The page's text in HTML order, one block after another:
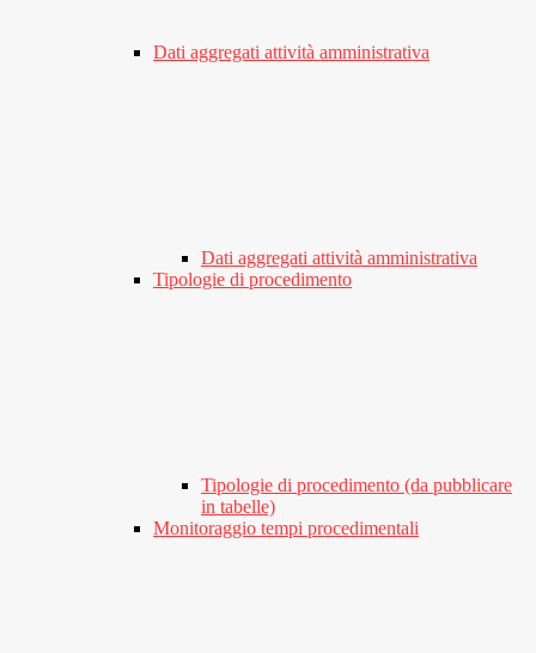
Dati aggregati attività amministrativa
Dati aggregati attività amministrativa
Tipologie di procedimento
Tipologie di procedimento (da pubblicare
in tabelle)
Monitoraggio tempi procedimentali